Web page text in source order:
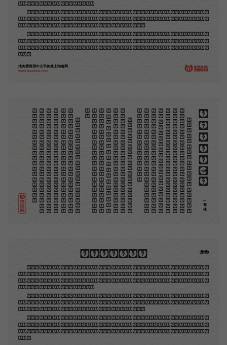
中国人读的英文书上的插画，是同类的。
那时我还是一个儿童，见了这些图，便震惊于它的精工活泼，当作宝贝看。到近几年，才知道西洋
还有一种由画家一手造成的版画，也就是原画，倘用木版，便叫作「创作木刻」，是艺术家直接的创作
品，毫不假手于刻者和印者的。现在我们所要绍介的，便是这一种。
但是至今没有一本讲说木刻的书，这才是第一本。虽然稍简略，却已经给了读者一个大意。由此发
展下去，路是广大得很。题材会丰富起来的，技艺也会精炼起来的，采取新法，加以中国旧日之所长，
还有开出一条新的路径来的希望。那时作者各将自己的本领和心得，贡献出来，中国的木刻界就会发生
光焰。
找免费商用中文字体就上猫啃网
www.maoken.com
木刻创作法·序
地
不
问
东
西
，
凡
木
刻
的
图
版
，
向
来
是
画
管
画，
刻
管
刻
，
印
管
印
的
。
中
国
用
得
最
早
，
而
照
例也
久
经
衰
退
；
清
光
绪
中
，
英
人
傅
兰
雅
氏
编
印
《格
致
汇
编
》
，
插
图
就
已
非
中
国
刻
工
所
能
刻
，
精细
的
必
需
由
英
国
运
了
图
版
来
。
那
就
是
所
谓
「木
口
木
刻
」
，
也
即
「
复
制
木
刻
」
，
和
用
在
编
给印
度
人
读
的
英
文
书
，
后
来
也
就
移
给
中
国
人
读
的英
文
书
上
的
插
画
，
是
同
类
的
。
那
时
我
还
是
一
个
儿
童
，
见
了
这
些
图
，
便
震
惊于
它
的
精
工
活
泼
，
当
作
宝
贝
看
。
到
近
几
年
，
才知
道
西
洋
还
有
一
种
由
画
家
一
手
造
成
的
版
画
，
也就
是
原
画
，
倘
用
木
版
，
便
叫
作
「
创
作
木
刻」
，
是
艺
术
家
直
接
的
创
作
品
，
毫
不
假
手
于
刻
者和
印
者
的
。
现
在
我
们
所
要
绍
介
的
，
便
是
这
一
种
。
但
是
至
今
没
有
一
本
讲
说
木
刻
的
书
，
这
才
是
第一
本
。
虽
然
稍
简
略
，
却
已
经
给
了
读
者
一
个
大
意。
由
此
发
展
下
去
，
路
是
广
大
得
很
。
题
材
会
丰
富起
来
的
，
技
艺
也
会
精
炼
起
来
的
，
采
取
新
法
，
加以
中
国
旧
日
之
所
长
，
还
有
开
出
一
条
新
的
路
径
来的
希
望
。
那
时
作
者
各
将
自
己
的
本
领
和
心
得
，
贡献
出
来
，
中
国
的
木
刻
界
就
会
发
生
光
焰
。
(简体)
木刻創作法·序
地不問東西，凡木刻的圖版，向來是畫管畫，刻管刻，印管印的。中國用得最早，而照例也久經衰
退；清光緒中，英人傅蘭雅氏編印《格致彙編》，插圖就已非中國刻工所能刻，精細的必需由英國運了
圖版來。那就是所謂「木口木刻」，也即「複製木刻」，和用在編給印度人讀的英文書，後來也就移給
中國人讀的英文書上的插畫，是同類的。
那時我還是一個兒童，見了這些圖，便震驚於它的精工活潑，當作寶貝看。到近幾年，才知道西洋
還有一種由畫家一手造成的版畫，也就是原畫，倘用木版，便叫作「創作木刻」，是藝術家直接的創作
品，毫不假手於刻者和印者的。現在我們所要紹介的，便是這一種。
但是至今沒有一本講說木刻的書，這才是第一本。雖然稍簡略，卻已經給了讀者一個大意。由此發
展下去，路是廣大得很。題材會豐富起來的，技藝也會精煉起來的，採取新法，加以中國舊日之所長，
還有開出一條新的路徑來的希望。那時作者各將自己的本領和心得，貢獻出來，中國的木刻界就會發生
光焰。
(繁體)